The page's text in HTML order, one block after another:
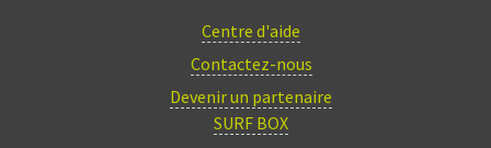
Centre d'aide
Contactez-nous
Devenir un partenaire
SURF BOX